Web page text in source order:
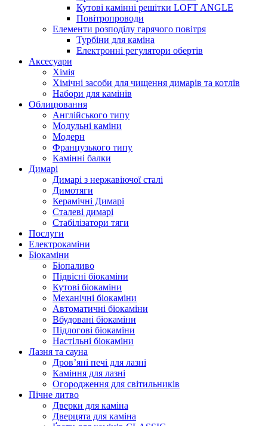
Кутові камінні решітки LOFT ANGLE
Повітропроводи
Елементи розподілу гарячого повітря
Турбіни для каміна
Електронні регулятори обертів
Аксесуари
Хімія
Хімічні засоби для чищення димарів та котлів
Набори для камінів
Облицювання
Англійського типу
Модульні каміни
Модерн
Французького типу
Камінні балки
Димарі
Димарі з нержавіючої сталі
Димотяги
Керамічні Димарі
Сталеві димарі
Стабілізатори тяги
Послуги
Електрокаміни
Біокаміни
Біопаливо
Підвісні біокаміни
Кутові біокаміни
Механічні біокаміни
Автоматичні біокаміни
Вбудовані біокаміни
Підлогові біокаміни
Настільні біокаміни
Лазня та сауна
Дров’яні печі для лазні
Каміння для лазні
Огородження для світильників
Пічне литво
Дверки для каміна
Дверцята для каміна